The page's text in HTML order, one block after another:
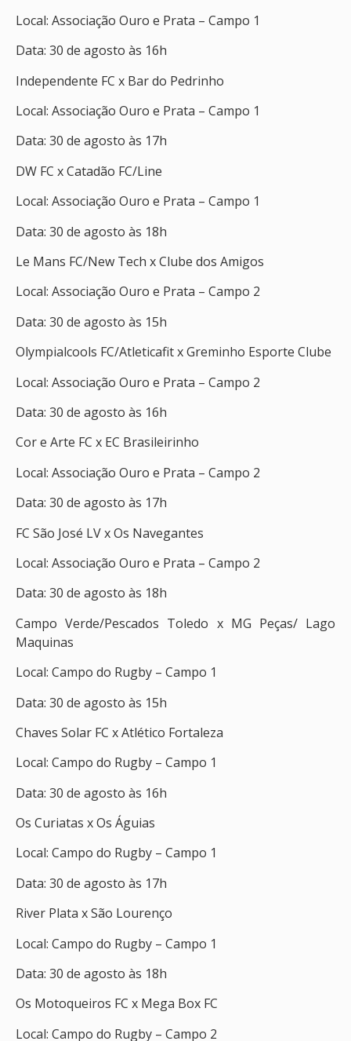
Local: Associação Ouro e Prata – Campo 1
Data: 30 de agosto às 16h
Independente FC x Bar do Pedrinho
Local: Associação Ouro e Prata – Campo 1
Data: 30 de agosto às 17h
DW FC x Catadão FC/Line
Local: Associação Ouro e Prata – Campo 1
Data: 30 de agosto às 18h
Le Mans FC/New Tech x Clube dos Amigos
Local: Associação Ouro e Prata – Campo 2
Data: 30 de agosto às 15h
Olympialcools FC/Atleticafit x Greminho Esporte Clube
Local: Associação Ouro e Prata – Campo 2
Data: 30 de agosto às 16h
Cor e Arte FC x EC Brasileirinho
Local: Associação Ouro e Prata – Campo 2
Data: 30 de agosto às 17h
FC São José LV x Os Navegantes
Local: Associação Ouro e Prata – Campo 2
Data: 30 de agosto às 18h
Campo Verde/Pescados Toledo x MG Peças/ Lago
Maquinas
Local: Campo do Rugby – Campo 1
Data: 30 de agosto às 15h
Chaves Solar FC x Atlético Fortaleza
Local: Campo do Rugby – Campo 1
Data: 30 de agosto às 16h
Os Curiatas x Os Águias
Local: Campo do Rugby – Campo 1
Data: 30 de agosto às 17h
River Plata x São Lourenço
Local: Campo do Rugby – Campo 1
Data: 30 de agosto às 18h
Os Motoqueiros FC x Mega Box FC
Local: Campo do Rugby – Campo 2